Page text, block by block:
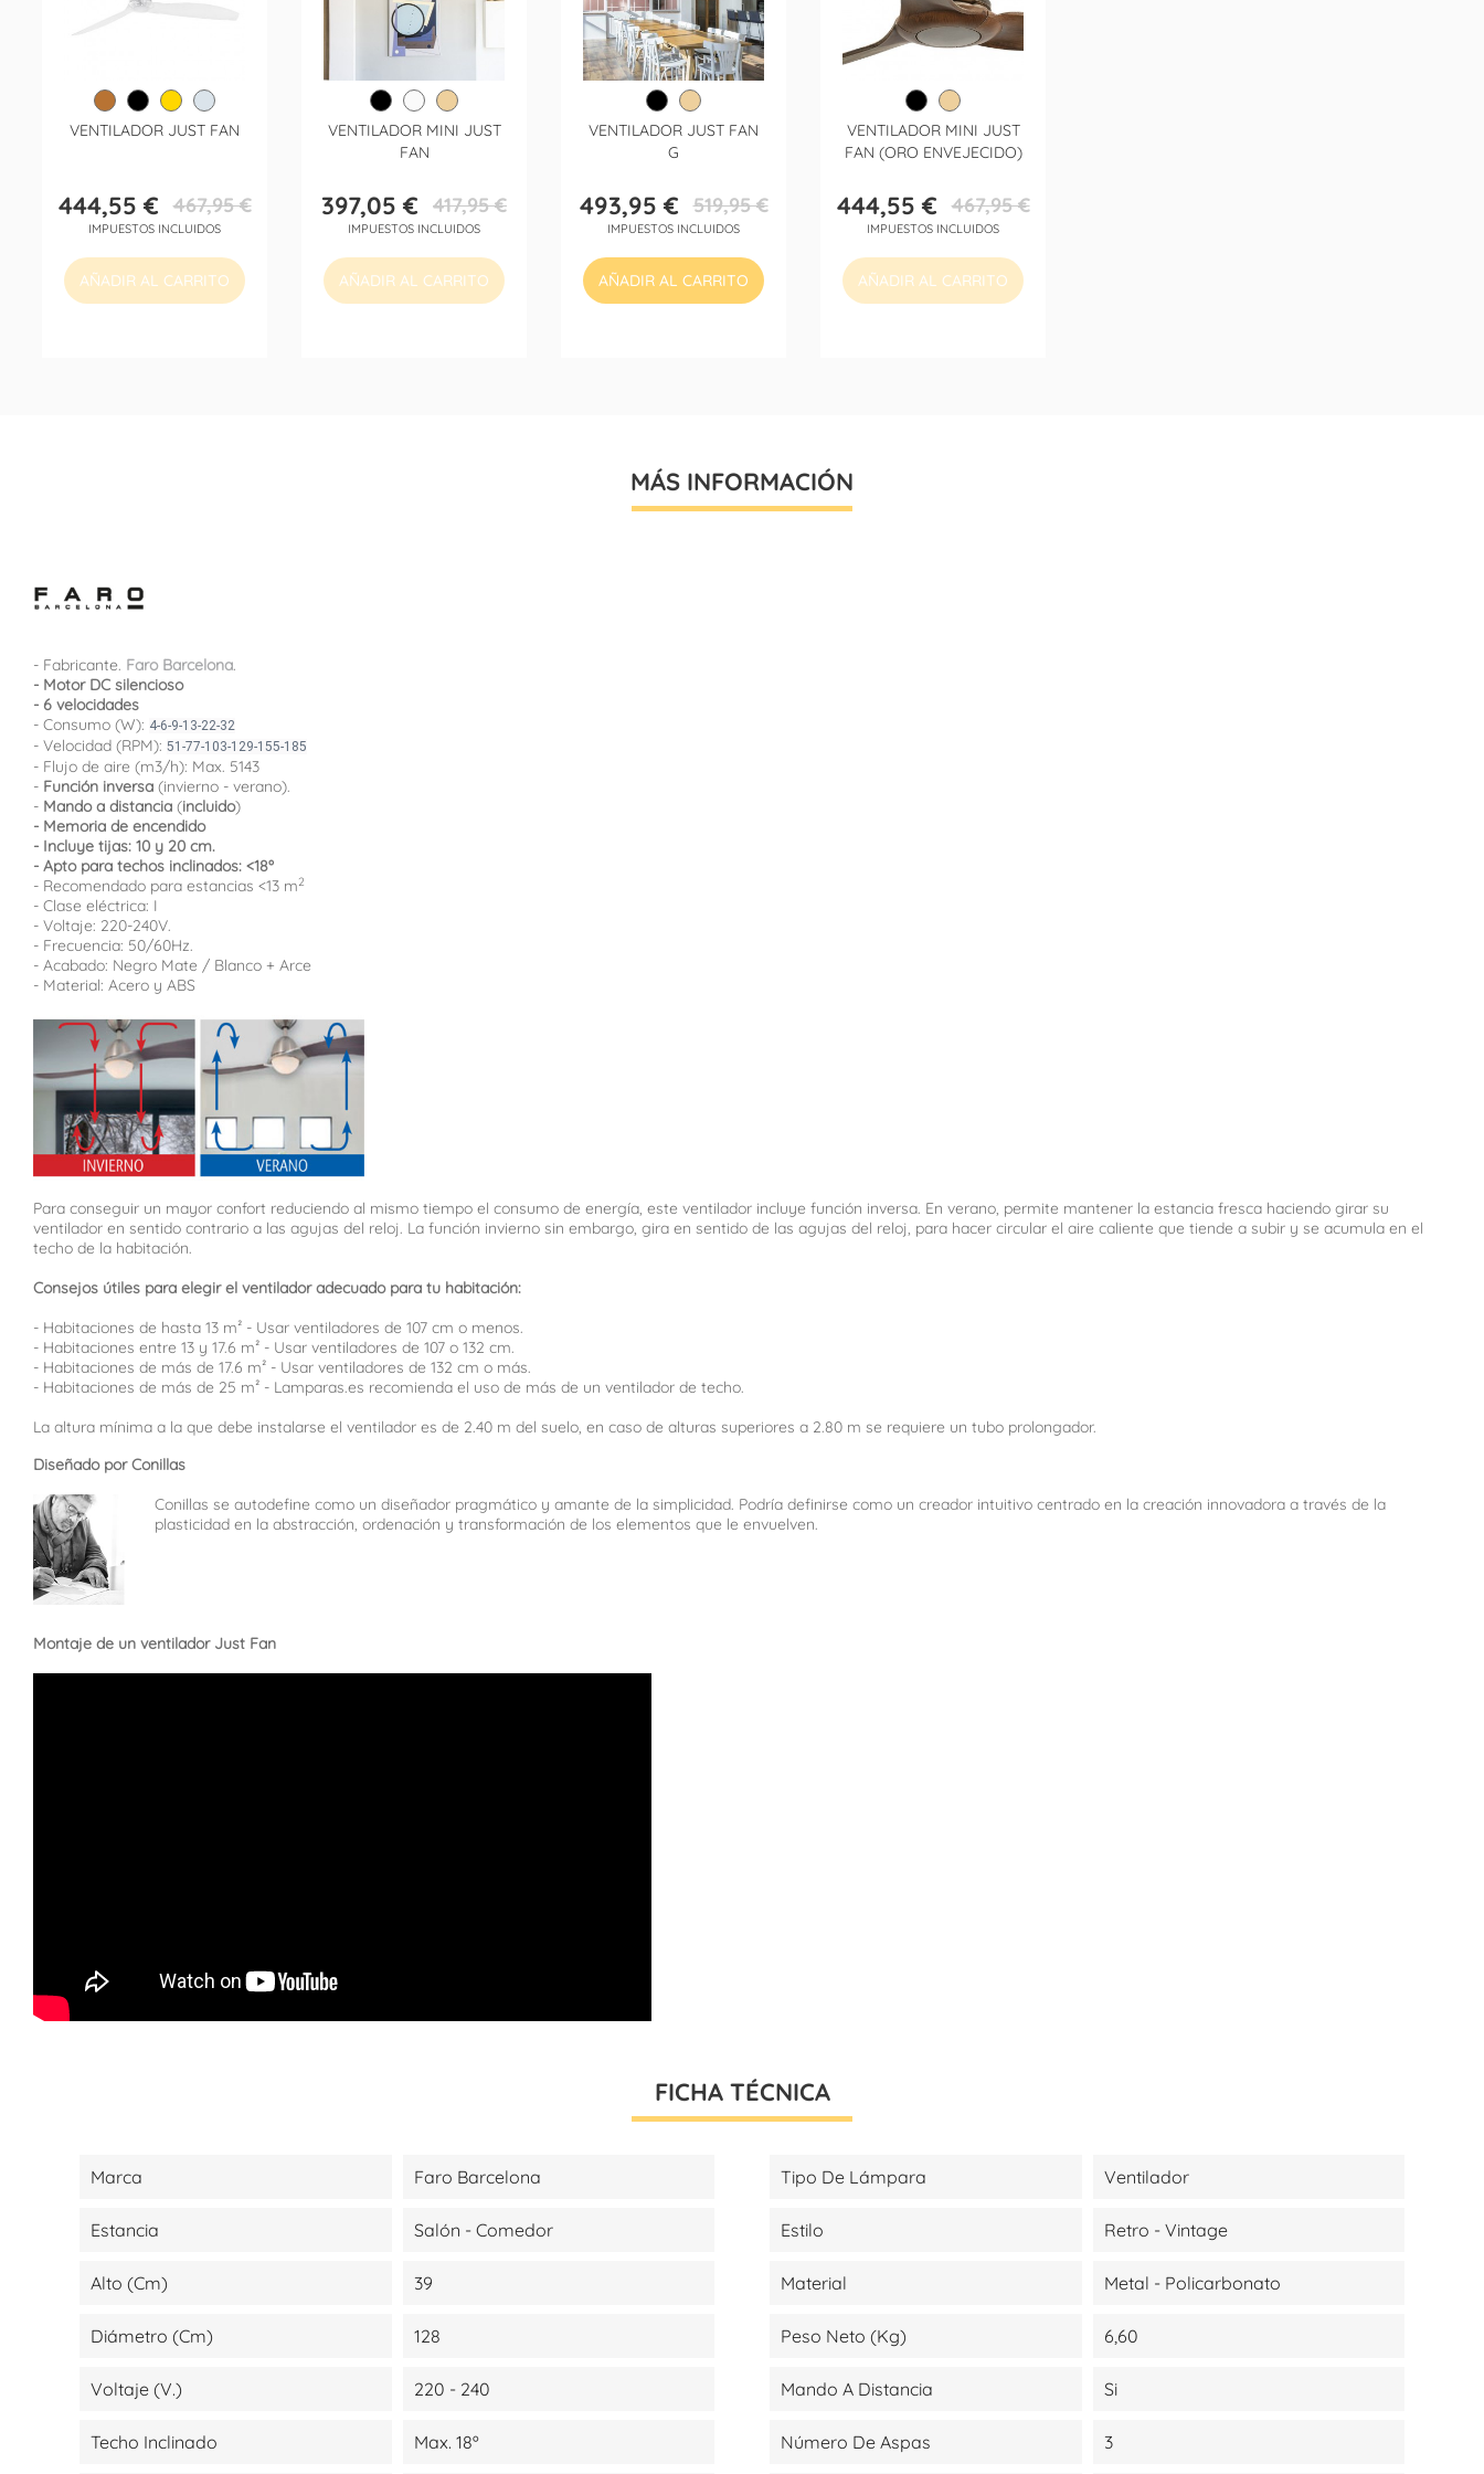
VENTILADOR JUST FAN
Precio
444,55 €Precio
base
467,95 €
IMPUESTOS INCLUIDOS
AÑADIR AL CARRITO
VENTILADOR MINI JUST
FAN
Precio
397,05 €Precio
base
417,95 €
IMPUESTOS INCLUIDOS
AÑADIR AL CARRITO
VENTILADOR JUST FAN
G
Precio
493,95 €Precio
base
519,95 €
IMPUESTOS INCLUIDOS
AÑADIR AL CARRITO
VENTILADOR MINI JUST
FAN (ORO ENVEJECIDO)
Precio
444,55 €Precio
base
467,95 €
IMPUESTOS INCLUIDOS
AÑADIR AL CARRITO
MÁS INFORMACIÓN
- Fabricante. Faro Barcelona.
- Motor DC silencioso
- 6 velocidades
- Consumo (W): 4-6-9-13-22-32
- Velocidad (RPM): 51-77-103-129-155-185
- Flujo de aire (m3/h): Max. 5143
- Función inversa (invierno - verano).
- Mando a distancia (incluido)
- Memoria de encendido
- Incluye tijas: 10 y 20 cm.
- Apto para techos inclinados: <18º
- Recomendado para estancias <13 m2
- Clase eléctrica: I
- Voltaje: 220-240V.
- Frecuencia: 50/60Hz.
- Acabado: Negro Mate / Blanco + Arce
- Material: Acero y ABS
Para conseguir un mayor confort reduciendo al mismo tiempo el consumo de energía, este ventilador incluye función inversa. En verano, permite mantener la estancia fresca haciendo girar su
ventilador en sentido contrario a las agujas del reloj. La función invierno sin embargo, gira en sentido de las agujas del reloj, para hacer circular el aire caliente que tiende a subir y se acumula en el
techo de la habitación.
Consejos útiles para elegir el ventilador adecuado para tu habitación:
- Habitaciones de hasta 13 m² - Usar ventiladores de 107 cm o menos.
- Habitaciones entre 13 y 17.6 m² - Usar ventiladores de 107 o 132 cm.
- Habitaciones de más de 17.6 m² - Usar ventiladores de 132 cm o más.
- Habitaciones de más de 25 m² - Lamparas.es recomienda el uso de más de un ventilador de techo.
La altura mínima a la que debe instalarse el ventilador es de 2.40 m del suelo, en caso de alturas superiores a 2.80 m se requiere un tubo prolongador.
Diseñado por Conillas
Conillas se autodefine como un diseñador pragmático y amante de la simplicidad. Podría definirse como un creador intuitivo centrado en la creación innovadora a través de la
plasticidad en la abstracción, ordenación y transformación de los elementos que le envuelven.
Montaje de un ventilador Just Fan
FICHA TÉCNICA
Marca Faro Barcelona Tipo De Lámpara Ventilador
Estancia Salón - Comedor Estilo Retro - Vintage
Alto (cm) 39 Material Metal - Policarbonato
Diámetro (cm) 128 Peso Neto (kg) 6,60
Voltaje (V.) 220 - 240 Mando A Distancia Si
Techo Inclinado Max. 18º Número De Aspas 3